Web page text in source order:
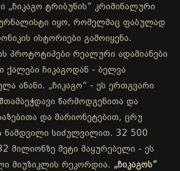
„ჩიკაგო ტრიბუნის“ კრიმინალური
იყო, რომელმაც ფაბულად
ისტორიები გამოიყენა.
პროტოტიპები რეალური ადამიანები
ქალები ჩიკაგოდან - ბელვა
ანანი. „ჩიკაგო“ - ეს ერთგვარი
წარმოდგენითა და
და მარიონეტებით, ცრუ
ნამდვილი სიძულვილით. 32 500
მილიონზე მეტი მაყურებელი - ეს
მიუზიკლის რეკორდია. „ჩიკაგოს“